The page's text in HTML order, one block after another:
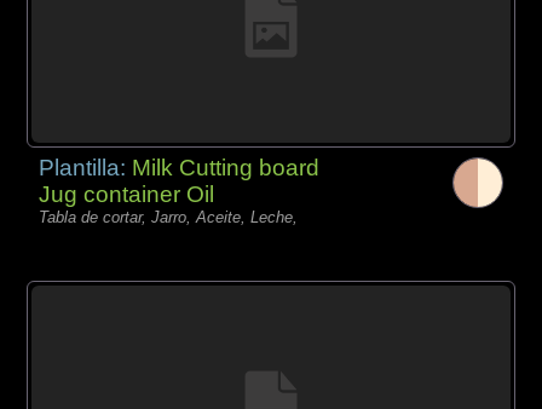
Plantilla: Milk Cutting board
Jug container Oil
Tabla de cortar, Jarro, Aceite, Leche,